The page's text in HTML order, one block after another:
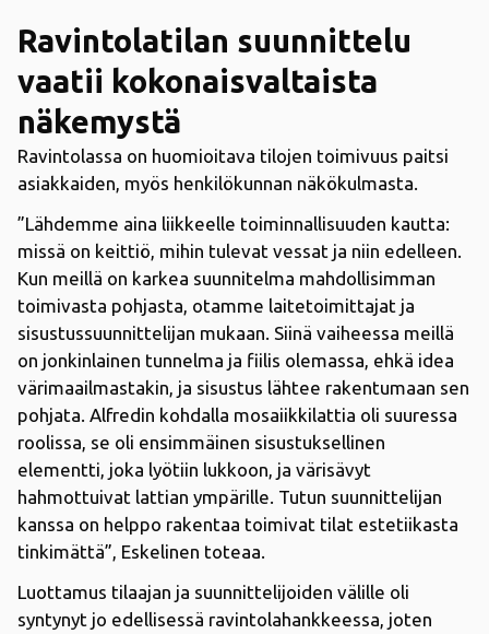
Ravintolatilan suunnittelu
vaatii kokonaisvaltaista
näkemystä
Ravintolassa on huomioitava tilojen toimivuus paitsi
asiakkaiden, myös henkilökunnan näkökulmasta.
”Lähdemme aina liikkeelle toiminnallisuuden kautta:
missä on keittiö, mihin tulevat vessat ja niin edelleen.
Kun meillä on karkea suunnitelma mahdollisimman
toimivasta pohjasta, otamme laitetoimittajat ja
sisustussuunnittelijan mukaan. Siinä vaiheessa meillä
on jonkinlainen tunnelma ja fiilis olemassa, ehkä idea
värimaailmastakin, ja sisustus lähtee rakentumaan sen
pohjata. Alfredin kohdalla mosaiikkilattia oli suuressa
roolissa, se oli ensimmäinen sisustuksellinen
elementti, joka lyötiin lukkoon, ja värisävyt
hahmottuivat lattian ympärille. Tutun suunnittelijan
kanssa on helppo rakentaa toimivat tilat estetiikasta
tinkimättä”, Eskelinen toteaa.
Luottamus tilaajan ja suunnittelijoiden välille oli
syntynyt jo edellisessä ravintolahankkeessa, joten